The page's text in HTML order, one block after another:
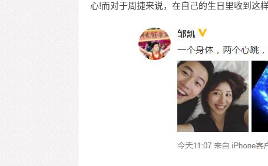
心!而对于周捷来说，在自己的生日里收到这